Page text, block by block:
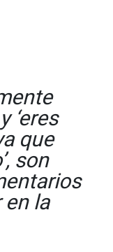
‘eres
que
son
en la